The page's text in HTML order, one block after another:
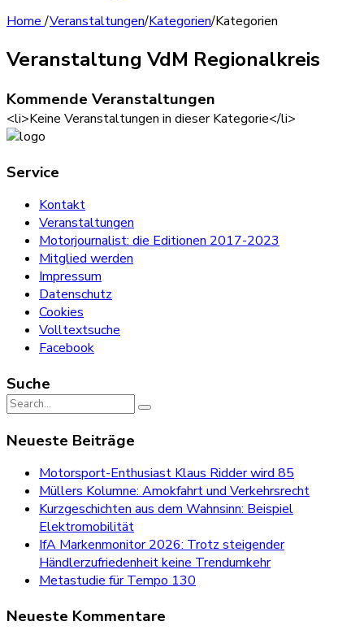
Home/Veranstaltungen/Kategorien/Kategorien
Veranstaltung VdM Regionalkreis
Kommende Veranstaltungen
<li>Keine Veranstaltungen in dieser Kategorie</li>
Service
Kontakt
Veranstaltungen
Motorjournalist: die Editionen 2017-2023
Mitglied werden
Impressum
Datenschutz
Cookies
Volltextsuche
Facebook
Suche
Search
Neueste Beiträge
Motorsport-Enthusiast Klaus Ridder wird 85
Müllers Kolumne: Amokfahrt und Verkehrsrecht
Kurzgeschichten aus dem Wahnsinn: Beispiel
Elektromobilität
IfA Markenmonitor 2026: Trotz steigender
Händlerzufriedenheit keine Trendumkehr
Metastudie für Tempo 130
Neueste Kommentare